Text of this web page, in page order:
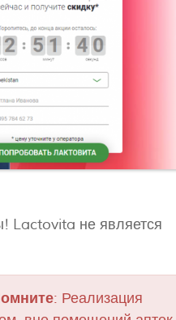
Lactovita не является
: Реализация